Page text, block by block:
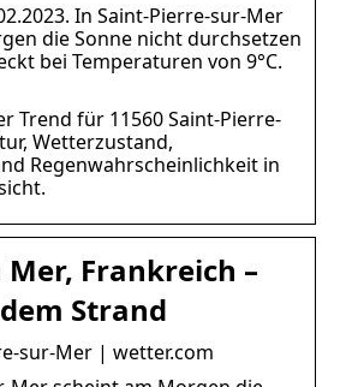
In Saint-Pierre-sur-Mer
die Sonne nicht durchsetzen
bei Temperaturen von 9°C.
Trend für 11560 Saint-Pierre-
Wetterzustand,
Regenwahrscheinlichkeit in
Mer, Frankreich –
Strand
sur-Mer | wetter.com